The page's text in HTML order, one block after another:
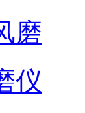
磨
仪